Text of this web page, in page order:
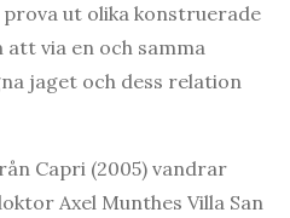
ut olika konstruerade
via en och samma
jaget och dess relation
Capri (2005) vandrar
Axel Munthes Villa San